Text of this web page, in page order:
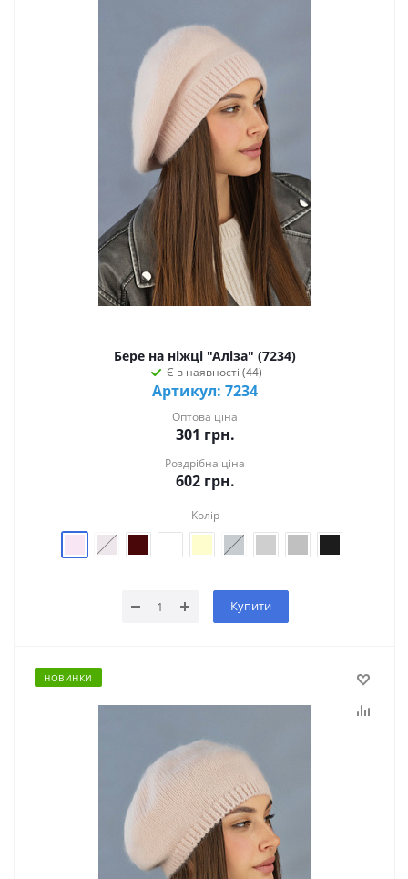
Бере на ніжці "Аліза" (7234)
Є в наявності (44)
Артикул: 7234
Оптова ціна
301 грн.
Роздрібна ціна
602грн.
Колір
Купити
НОВИНКИ